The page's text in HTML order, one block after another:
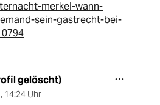
merkel-wann-
sein-gastrecht-bei-
gelöscht)
, 14:24 Uhr